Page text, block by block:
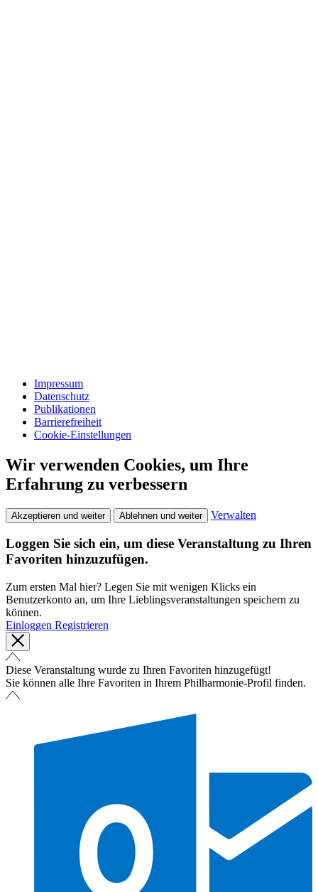
Impressum
Datenschutz
Publikationen
Barrierefreiheit
Cookie-Einstellungen
Wir verwenden Cookies, um Ihre
Erfahrung zu verbessern
Akzeptieren und weiter Ablehnen und weiter Verwalten
Loggen Sie sich ein, um diese Veranstaltung zu Ihren
Favoriten hinzuzufügen.
Zum ersten Mal hier? Legen Sie mit wenigen Klicks ein
Benutzerkonto an, um Ihre Lieblingsveranstaltungen speichern zu
können.
Einloggen Registrieren
Diese Veranstaltung wurde zu Ihren Favoriten hinzugefügt!
Sie können alle Ihre Favoriten in Ihrem Philharmonie-Profil finden.